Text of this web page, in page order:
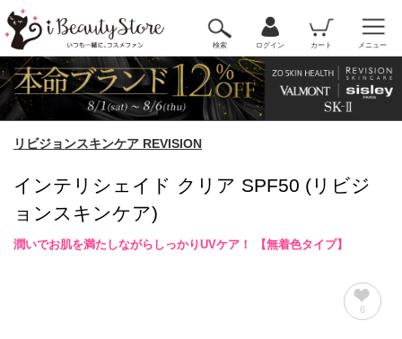
検索 ログイン カート メニュー
リビジョンスキンケア REVISION
インテリシェイド クリア SPF50 (リビジ
ョンスキンケア)
潤いでお肌を満たしながらしっかりUVケア！ 【無着色タイプ】
6